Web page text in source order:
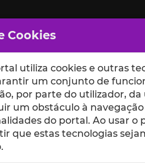
Cookies
utiliza cookies e outras
um conjunto de
por parte do utilizador, da
um obstáculo à
do portal. Ao usar o
que estas tecnologias